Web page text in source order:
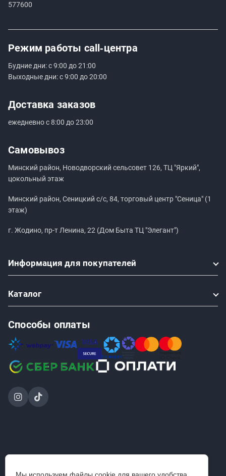
577600
Режим работы call‑центра
Будние дни: с 9:00 до 21:00
Выходные дни: с 9:00 до 20:00
Доставка заказов
ежедневно с 8:00 до 23:00
Самовывоз
Минский район, Новодворский сельсовет 126, ТЦ "Яркий",
цокольный этаж
Минский район, Сеницкий с/с, 84, торговый центр "Сеница" (1
этаж)
г. Жодино, пр-т Ленина, 22 (Дом Быта ТЦ "Элегант")
Информация для покупателей
Каталог
Способы оплаты